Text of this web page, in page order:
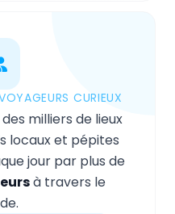
CURIEUX
milliers de lieux
locaux et pépites
jour par plus de
à travers le